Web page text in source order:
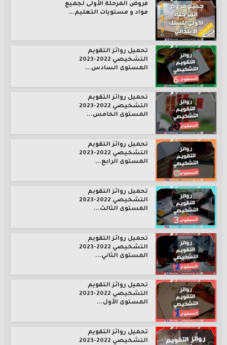
فروض المرحلة الأولى لجميع
مواد و مستويات التعليم...
تحميل روائز التقويم
التشخيصي 2022-2023
المستوى السادس...
تحميل روائز التقويم
التشخيصي 2022-2023
المستوى الخامس...
تحميل روائز التقويم
التشخيصي 2022-2023
المستوى الرابع...
تحميل روائز التقويم
التشخيصي 2022-2023
المستوى الثالث...
تحميل روائز التقويم
التشخيصي 2022-2023
المستوى الثاني...
تحميل روائز التقويم
التشخيصي 2022-2023
المستوى الأول...
تحميل روائز التقويم
التشخيصي 2022-2023